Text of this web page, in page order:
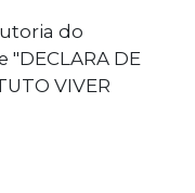
do
"DECLARA DE
VIVER